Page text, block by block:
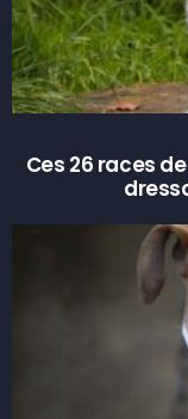
Ces 26 races